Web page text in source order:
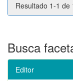
Resultado 1-1 de
Busca
Editor